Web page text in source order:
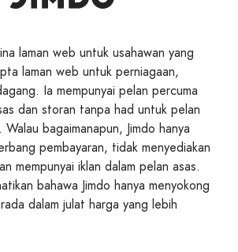
laman web untuk usahawan yang
laman web untuk perniagaan,
Ia mempunyai pelan percuma
dan storan tanpa had untuk pelan
bagaimanapun, Jimdo hanya
pembayaran, tidak menyediakan
mempunyai iklan dalam pelan asas.
bahawa Jimdo hanya menyokong
dalam julat harga yang lebih